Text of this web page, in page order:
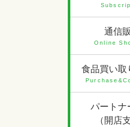
通信
Online
食品買い取
パートナ
（開店